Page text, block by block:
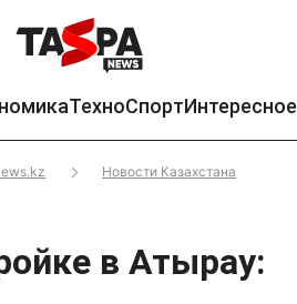
ТехноСпортИнтересное
Новости Казахстана
в Атырау: